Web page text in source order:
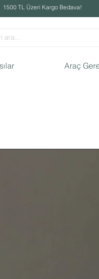
1500 TL Üzeri Kargo Bedava!
Araç